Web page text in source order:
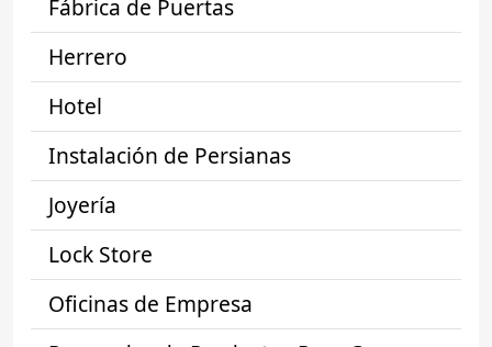
Fábrica de Puertas
Herrero
Hotel
Instalación de Persianas
Joyería
Lock Store
Oficinas de Empresa